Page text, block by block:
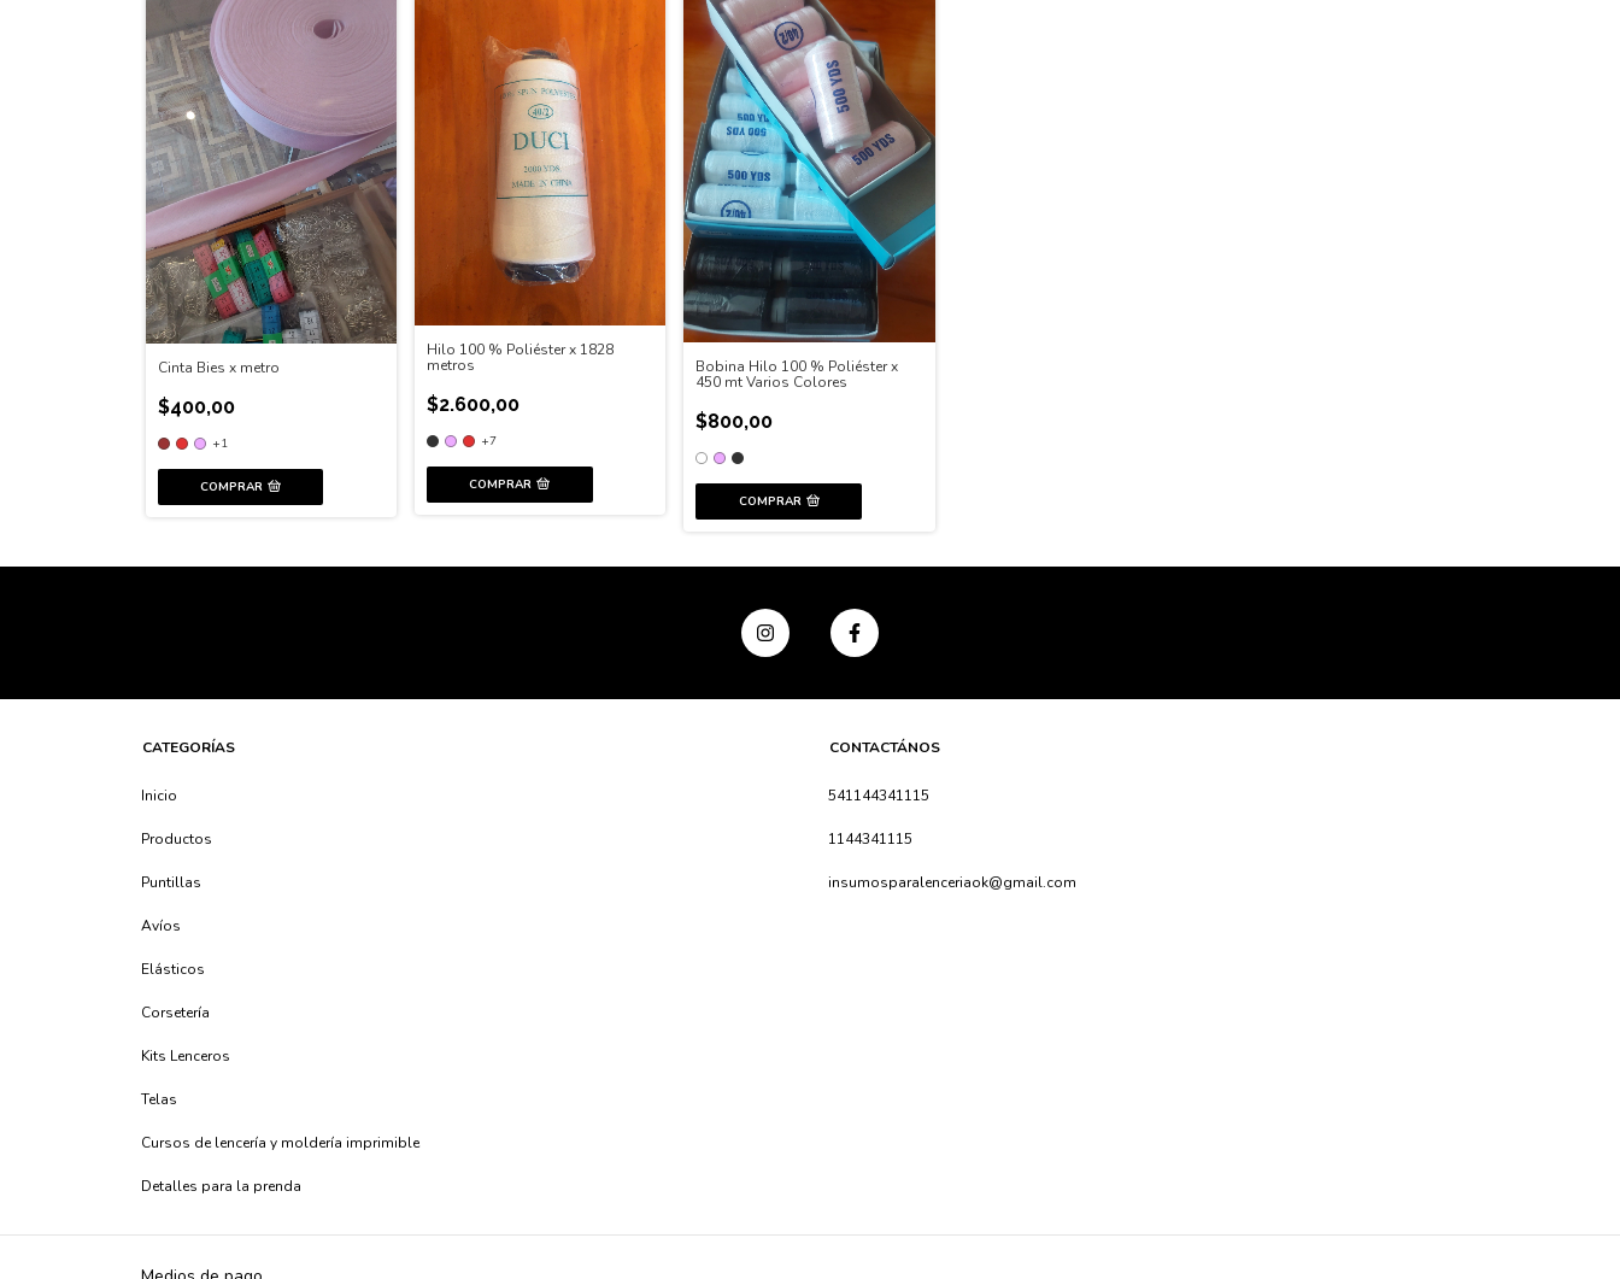
Cinta Bies x metro
$400,00
+1
COMPRAR
Hilo 100 % Poliéster x 1828
metros
$2.600,00
+7
COMPRAR
Bobina Hilo 100 % Poliéster x
450 mt Varios Colores
$800,00
COMPRAR
CATEGORÍAS
Inicio
Productos
Puntillas
Avíos
Elásticos
Corsetería
Kits Lenceros
Telas
Cursos de lencería y moldería imprimible
Detalles para la prenda
CONTACTÁNOS
541144341115
1144341115
insumosparalenceriaok@gmail.com